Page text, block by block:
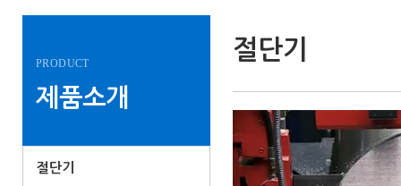
PRODUCT
제품소개
절단기
절단기